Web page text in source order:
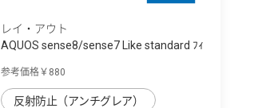
レイ・アウト
AQUOS sense8/sense7 Like standard ﾌｨ
参考価格￥880
反射防止（アンチグレア）